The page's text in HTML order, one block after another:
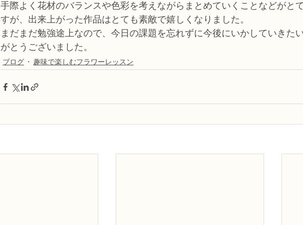
手際よく花材のバランスや色彩を考えながらまとめていくことなどがと
すが、出来上がった作品はとても素敵で嬉しくなりました。
まだまだ勉強途上なので、今日の課題を忘れずに今後にいかしていきた
がとうございました。
ブログ 趣味で楽しむフラワーレッスン